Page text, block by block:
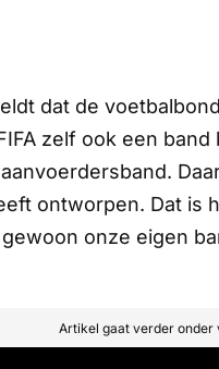
dat de
zelf ook een
ontworpen. Dat is
onze eigen
Artikel gaat verder onder